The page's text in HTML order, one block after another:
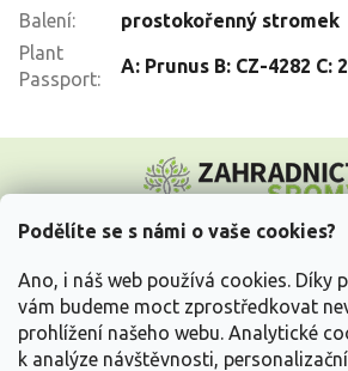
Podělíte se s námi o vaše cookies?
Ano, i náš web používá cookies. Díky
vám budeme moct zprostředkovat
prohlížení našeho webu. Analytické
k analýze návštěvnosti,
Balení:
prostokořenný stromek
Plant
Passport:
A: Prunus B: CZ-4282 C:
p
Vše o nákupu
Informace pro Vás